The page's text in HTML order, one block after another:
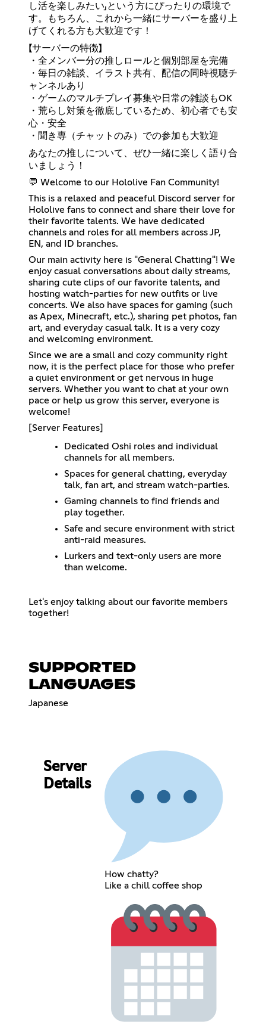
し活を楽しみたい」という方にぴったりの環境で
す。もちろん、これから一緒にサーバーを盛り上
げてくれる方も大歓迎です！
【サーバーの特徴】
・全メンバー分の推しロールと個別部屋を完備
・毎日の雑談、イラスト共有、配信の同時視聴チ
ャンネルあり
・ゲームのマルチプレイ募集や日常の雑談もOK
・荒らし対策を徹底しているため、初心者でも安
心・安全
・聞き専（チャットのみ）での参加も大歓迎
あなたの推しについて、ぜひ一緒に楽しく語り合
いましょう！
💬 Welcome to our Hololive Fan Community!
This is a relaxed and peaceful Discord server for
Hololive fans to connect and share their love for
their favorite talents. We have dedicated
channels and roles for all members across JP,
EN, and ID branches.
Our main activity here is "General Chatting"! We
enjoy casual conversations about daily streams,
sharing cute clips of our favorite talents, and
hosting watch-parties for new outfits or live
concerts. We also have spaces for gaming (such
as Apex, Minecraft, etc.), sharing pet photos, fan
art, and everyday casual talk. It is a very cozy
and welcoming environment.
Since we are a small and cozy community right
now, it is the perfect place for those who prefer
a quiet environment or get nervous in huge
servers. Whether you want to chat at your own
pace or help us grow this server, everyone is
welcome!
[Server Features]
Dedicated Oshi roles and individual
channels for all members.
Spaces for general chatting, everyday
talk, fan art, and stream watch-parties.
Gaming channels to find friends and
play together.
Safe and secure environment with strict
anti-raid measures.
Lurkers and text-only users are more
than welcome.
Let's enjoy talking about our favorite members
together!
SUPPORTED
LANGUAGES
Japanese
Server
Details
How chatty?
Like a chill coffee shop